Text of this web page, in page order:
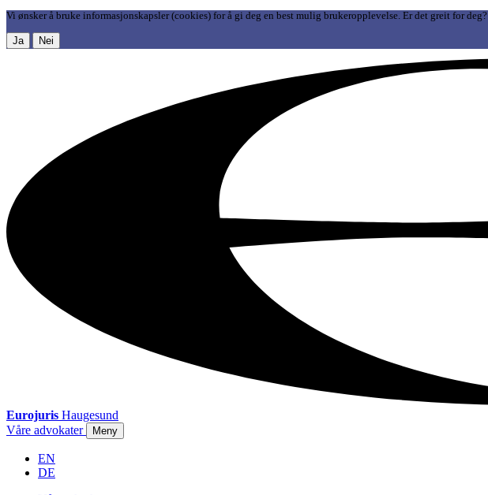
Vi ønsker å bruke informasjonskapsler (cookies) for å gi deg en best mulig brukeropplevelse. Er det greit for deg?
Ja Nei
Eurojuris Haugesund
Våre advokater
Meny
EN
DE